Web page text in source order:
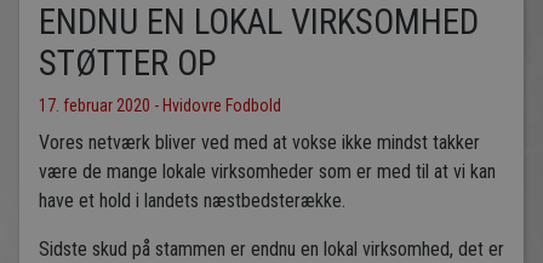
ENDNU EN LOKAL VIRKSOMHED
STØTTER OP
17. februar 2020 - Hvidovre Fodbold
Vores netværk bliver ved med at vokse ikke mindst takker
være de mange lokale virksomheder som er med til at vi kan
have et hold i landets næstbedsterække.
Sidste skud på stammen er endnu en lokal virksomhed, det er